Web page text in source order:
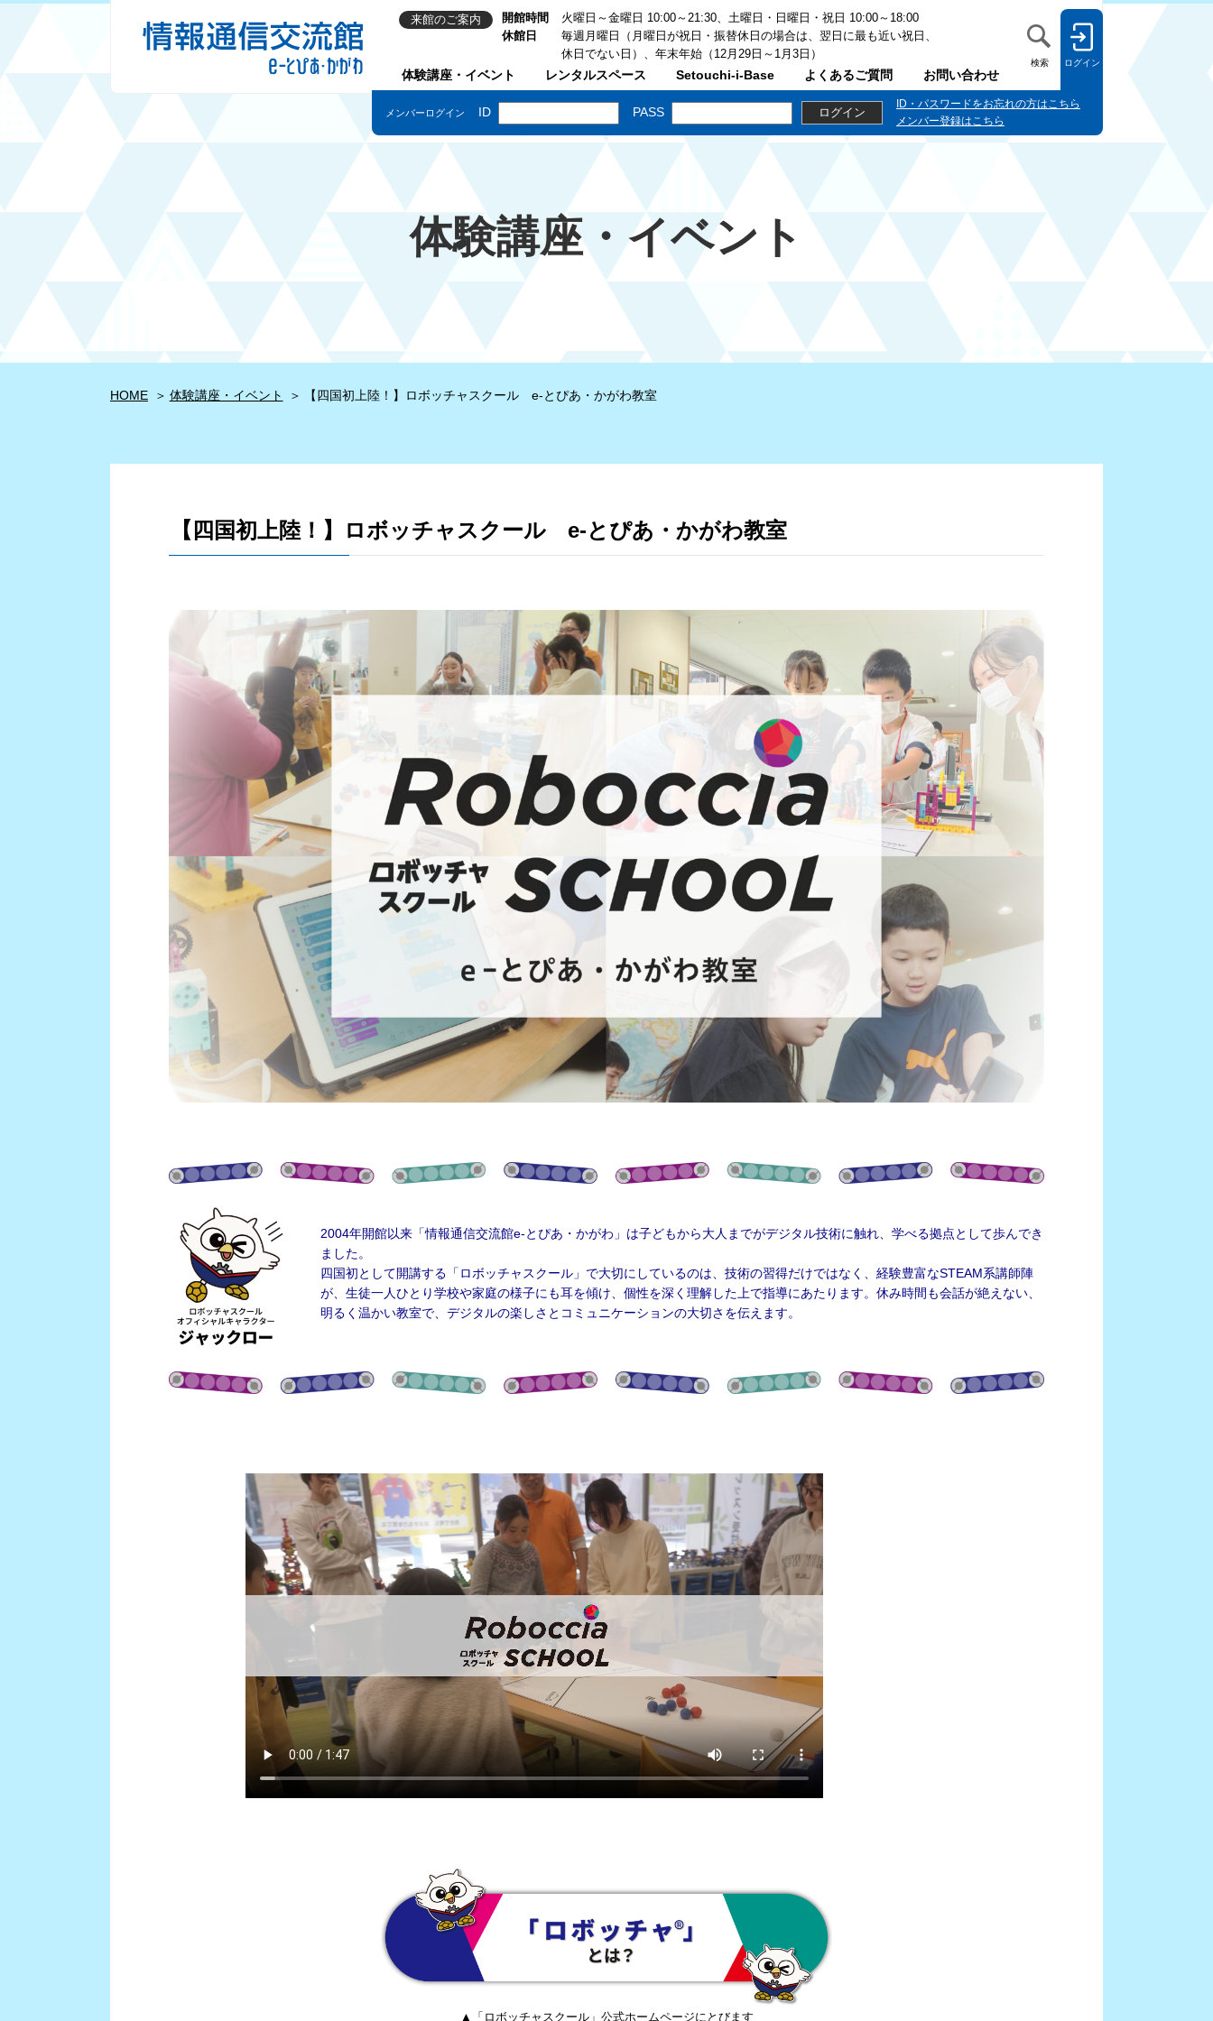
体験講座・イベント レンタルスペース Setouchi-i-Base よくあるご質問 お問い合わせ
検索 ログイン
来館のご案内 開館時間
火曜日～金曜日 10:00～21:30、土曜日・日曜日・祝日 10:00～18:00
休館日
毎週月曜日（月曜日が祝日・振替休日の場合は、翌日に最も近い祝日、
休日でない日）、年末年始（12月29日～1月3日）
体験講座・イベント
HOME 体験講座・イベント 【四国初上陸！】ロボッチャスクール e-とぴあ・かがわ教室
【四国初上陸！】ロボッチャスクール e-とぴあ・かがわ教室
2004年開館以来「情報通信交流館e-とぴあ・かがわ」は子どもから大人までがデジタル技術に触れ、学べる拠点として歩んでき
ました。
四国初として開講する「ロボッチャスクール」で大切にしているのは、技術の習得だけではなく、経験豊富なSTEAM系講師陣
が、生徒一人ひとり学校や家庭の様子にも耳を傾け、個性を深く理解した上で指導にあたります。休み時間も会話が絶えない、
明るく温かい教室で、デジタルの楽しさとコミュニケーションの大切さを伝えます。
▲「ロボッチャスクール」公式ホームページにとびます